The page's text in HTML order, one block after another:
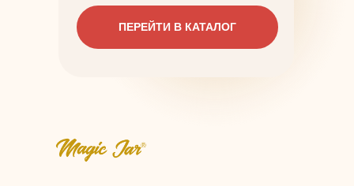
ПЕРЕЙТИ В КАТАЛОГ